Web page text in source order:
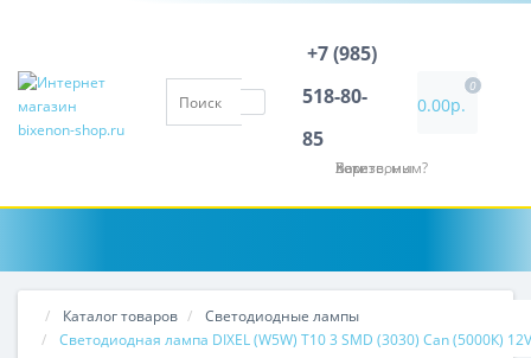
+7 (985)
518-80-
85
Хотите, мы Вам перезвоним?
0.00р.
0
Каталог товаров
Светодиодные лампы
Светодиодная лампа DIXEL (W5W) T10 3 SMD (3030) Can (5000К) 12V